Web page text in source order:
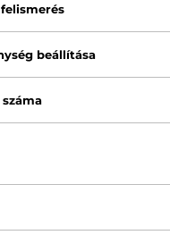
beállítása